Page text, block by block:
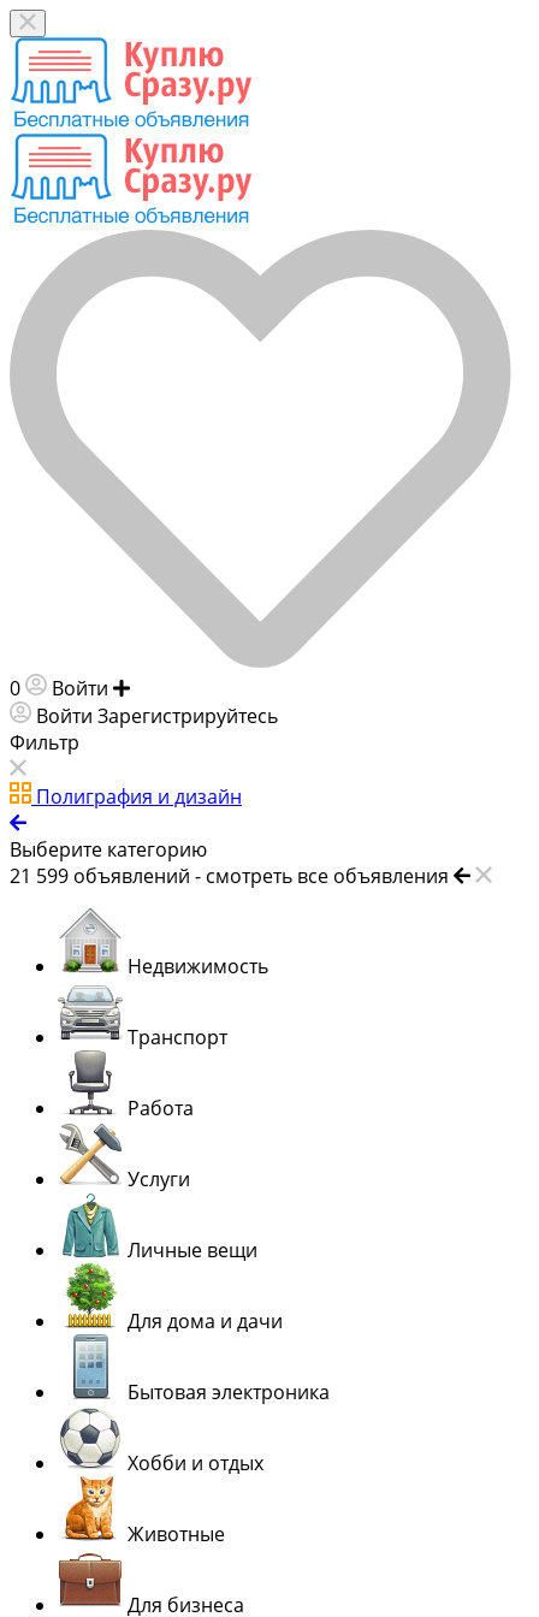
0 Войти
Войти Зарегистрируйтесь
Фильтр
Полиграфия и дизайн
Выберите категорию
21 599 объявлений - смотреть все объявления
Недвижимость
Транспорт
Работа
Услуги
Личные вещи
Для дома и дачи
Бытовая электроника
Хобби и отдых
Животные
Для бизнеса